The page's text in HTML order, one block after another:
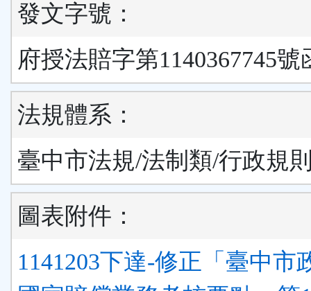
發文字號：
府授法賠字第1140367745號
法規體系：
臺中市法規/法制類/行政規
圖表附件：
1141203下達-修正「臺中市